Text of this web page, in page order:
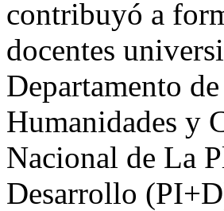
contribuyó a
docentes
Departamento
Humanidades y
Nacional de La
Desarrollo